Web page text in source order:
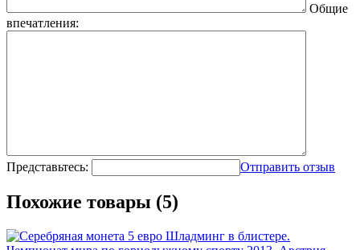
Общие
впечатления:
Представьтесь: Отправить отзыв
Похожие товары (5)